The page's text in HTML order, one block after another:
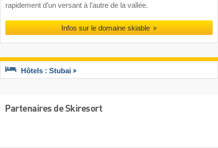
rapidement d’un versant à l’autre de la vallée.
Infos sur le domaine skiable
Hôtels : Stubai
Partenaires de Skiresort